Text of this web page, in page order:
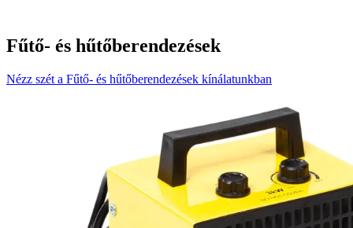
Fűtő- és hűtőberendezések
Nézz szét a Fűtő- és hűtőberendezések kínálatunkban